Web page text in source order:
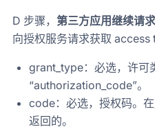
D 步骤， 第三方应用继续请
向授权服务请求获取 access
grant_type：必选，许可
“authorization_code”。
code：必选，授权码。
返回的。